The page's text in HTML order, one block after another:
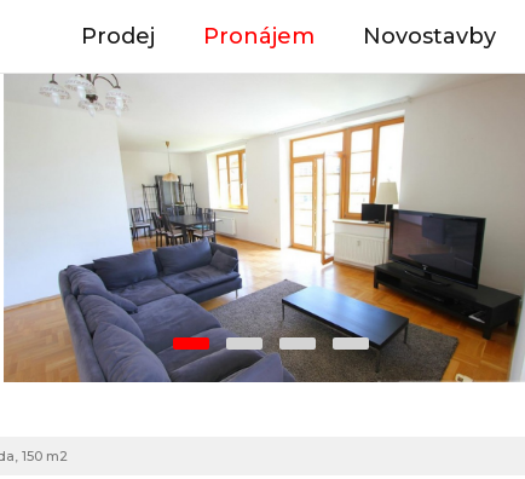
Prodej Pronájem Novostavby
150 m2